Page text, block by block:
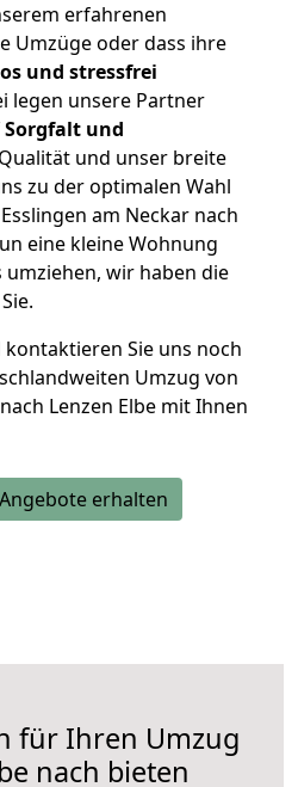
erfahrenen
Umzüge oder dass ihre
und stressfrei
legen unsere Partner
Sorgfalt und
und unser breite
zu der optimalen Wahl
am Neckar nach
eine kleine Wohnung
wir haben die
kontaktieren Sie uns noch
Umzug von
Lenzen Elbe mit Ihnen
erhalten
für Ihren Umzug
nach bieten